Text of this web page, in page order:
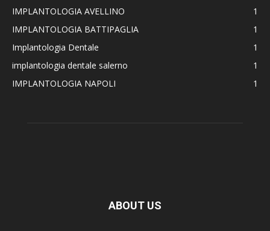
IMPLANTOLOGIA AVELLINO
1
IMPLANTOLOGIA BATTIPAGLIA
1
Implantologia Dentale
1
implantologia dentale salerno
1
IMPLANTOLOGIA NAPOLI
1
ABOUT US